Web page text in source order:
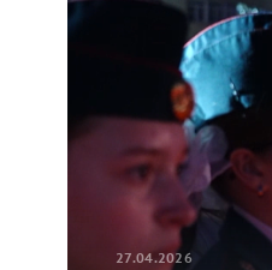
27.04.2026